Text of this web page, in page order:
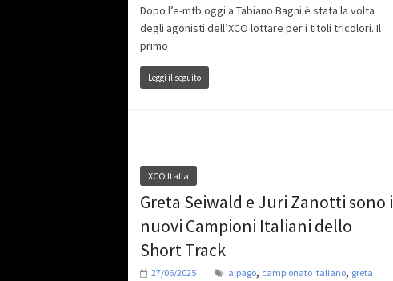
Dopo l’e-mtb oggi a Tabiano Bagni è stata la volta
degli agonisti dell’XCO lottare per i titoli tricolori. Il
primo
Leggi il seguito
XCO Italia
Greta Seiwald e Juri Zanotti sono i
nuovi Campioni Italiani dello
Short Track
27/06/2025 alpago, campionato italiano, greta